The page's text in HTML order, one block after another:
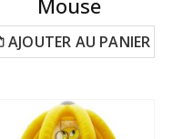
Mouse
AJOUTER AU PANIER